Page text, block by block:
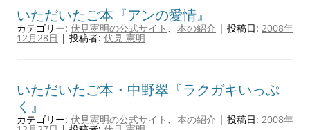
いただいたご本『アンの愛情』
カテゴリー: 伏見憲明の公式サイト 、 本の紹介 | 投稿日: 2008年
12月28日 | 投稿者:伏見 憲明
いただいたご本・中野翠『ラクガキいっぷ
く』
カテゴリー: 伏見憲明の公式サイト 、 本の紹介 | 投稿日: 2008年